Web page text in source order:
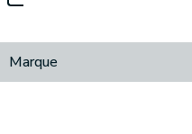
Marque